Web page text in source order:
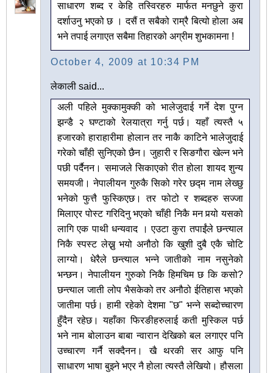
साधारण शब्द र केहि तस्विरहरु मार्फत मनछुने कुरा
दर्शाउनु भएको छ । दसैं त सबैको राम्रै बित्यो होला अब
भने तपाई लगाएत सबैमा तिहारको अग्रीम शुभकामना !
October 4, 2009 at 10:34 PM
लेकाली said...
अली पहिले मुक्कामुक्की को भालेजुदाई गर्ने देश पुग्न
झन्डै २ घण्टाको रेलयात्रा गर्नु पर्छ। यहाँ त्यस्तै ५
हजारको हाराहारीमा होलान तर नाकै काटिने भालेजुदाई
गरेको चाँही सुनिएको छैन। जुहारी र सिङगौरा खेल्न भने
पछी पर्दैनन। समाजले सिकाएको रीत होला शायद शुन्य
समयजी। नेपालीयन गुरुकै सिको गरेर छद्म नाम लेख्छु
भनेको फुत्तै फुस्किएछ। तर फोटो र शब्दहरु सज्जा
मिलाएर पोस्ट गरिदिनु भएको चाँही निकै मन पर्‍यो यसको
लागि एक पाथी धन्यवाद । एउटा कुरा तपाईंले छन्त्याल
निकै स्पस्ट लेख्नु भयो अनौठो कि खुशी दुबै एकै चोटि
लाग्यो। धेरैले छन्त्याल भन्ने जातीको नाम नसुनेको
भन्छन। नेपालीयन गुरुको निकै हिमचिम छ कि कसो?
छन्त्याल जाती लोप भैसकेको तर अनौठो ईतिहास भएको
जातीमा पर्छ। हामी रहेको देशमा "छ" भन्ने सब्दोच्चारण
हुँदैन रहेछ। यहाँका फिरङीहरुलाई कती मुस्किल पर्छ
भने नाम बोलाउन बाबा न्वारान देखिको बल लगाएर पनि
उच्चारण गर्नै सक्दैनन। खै थरकी सर आफु पनि
साधारण भाषा बुझ्ने भएर नै होला त्यस्तै लेखियो। हौसला